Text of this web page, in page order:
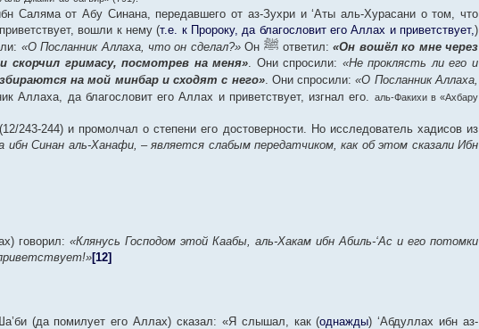
Саляма от Абу Синана, передавшего от аз-Зухри и ‘Аты аль-Хурасани о том, что
вошли к нему (т.е. к Пророку, да благословит его Аллах и приветствует,)
«О Посланник Аллаха, что он сделал?»Он ﷺ ответил:«Он вошёл ко мне через
гримасу, посмотрев на меня» . Они спросили: «Не проклясть ли его и
на мой минбар и сходят с него». Они спросили:«О Посланник Аллаха,
Аллаха, да благословит его Аллах и приветствует, изгнал его.
аль-Факихи в «Ахбару
243-244) и промолчал о степени его достоверности. Но исследователь хадисов из
Синан аль-Ханафи, – является слабым передатчиком, как об этом сказали Ибн
говорил: «Клянусь Господом этой Каабы, аль-Хакам ибн Абиль-‘Ас и его потомки
[12]
(да помилует его Аллах) сказал: «Я слышал, как (однажды) ‘Абдуллах ибн аз-